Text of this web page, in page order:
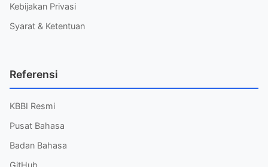
Kebijakan Privasi
Syarat & Ketentuan
Referensi
KBBI Resmi
Pusat Bahasa
Badan Bahasa